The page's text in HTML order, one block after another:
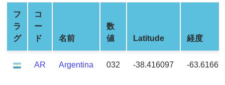
Card
Checker
Service
What
is
フ
ラ
グ
コ
ー
ド
名前
数
値
Latitude 経度
AR Argentina 032 -38.416097 -